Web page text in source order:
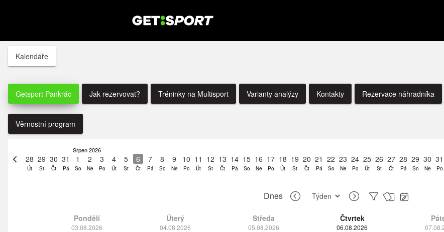
Kalendáře
Getsport Pankrác Jak rezervovat? Tréninky na Multisport Varianty analýzy Kontakty Rezervace náhradníka
Věrnostní program
27 28
Út
29
St
30
Čt
31
Pá
1
So
Srpen 2026
2
Ne
3
Po
4
Út
5
St
6
Čt
7
Pá
8
So
9
Ne
10
Po
11
Út
12
St
13
Čt
14
Pá
15
So
16
Ne
17
Po
18
Út
19
St
20
Čt
21
Pá
22
So
23
Ne
24
Po
25
Út
26
St
27
Čt
28
Pá
29
So
30
Ne
31
Po
Dnes
Pondělí
03.08.2026
Úterý
04.08.2026
Středa
05.08.2026
Čtvrtek
06.08.2026